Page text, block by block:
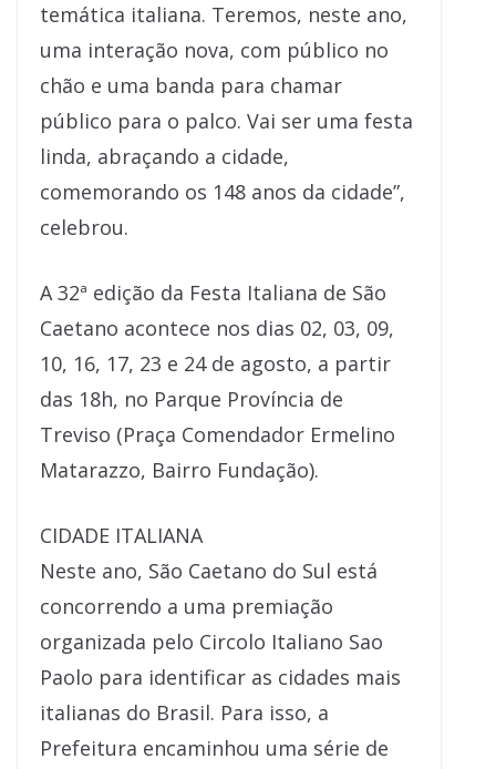
temática italiana. Teremos, neste ano,
uma interação nova, com público no
chão e uma banda para chamar
público para o palco. Vai ser uma festa
linda, abraçando a cidade,
comemorando os 148 anos da cidade”,
celebrou.
A 32ª edição da Festa Italiana de São
Caetano acontece nos dias 02, 03, 09,
10, 16, 17, 23 e 24 de agosto, a partir
das 18h, no Parque Província de
Treviso (Praça Comendador Ermelino
Matarazzo, Bairro Fundação).
CIDADE ITALIANA
Neste ano, São Caetano do Sul está
concorrendo a uma premiação
organizada pelo Circolo Italiano Sao
Paolo para identificar as cidades mais
italianas do Brasil. Para isso, a
Prefeitura encaminhou uma série de